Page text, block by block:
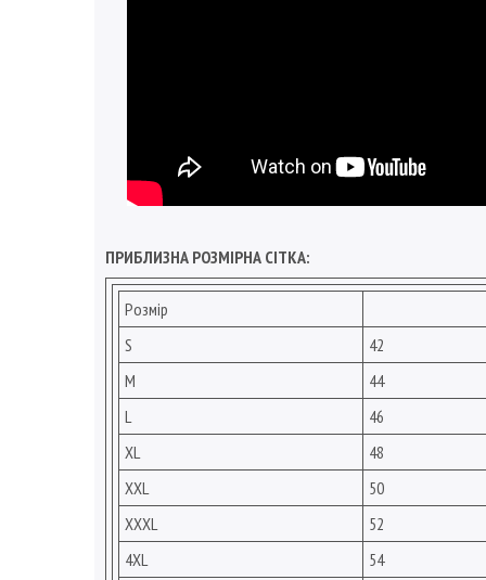
ПРИБЛИЗНА РОЗМІРНА СІТКА:
Розмір
S
42
M
44
L
46
XL
48
XXL
50
XXXL
52
4XL
54